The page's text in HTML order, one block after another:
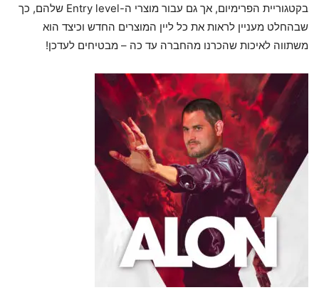
בקטגוריית הפרימיום, אך גם עבור מוצרי ה-Entry level שלהם, כך
שבהחלט מעניין לראות את כל ליין המוצרים החדש וכיצד הוא
משתווה לאיכות שהכרנו מהחברה עד כה – מבטיחים לעדכן!